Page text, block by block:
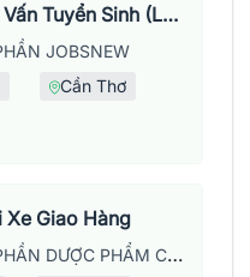
Nhân Viên Tư Vấn Tuyển Sinh (Làm Việc Tại Văn Phòng)
JOBSNEW
Cần Thơ
Xe Giao Hàng
CÔNG TY CỔ PHẦN DƯỢC PHẨM CPC1 HÀ NỘI